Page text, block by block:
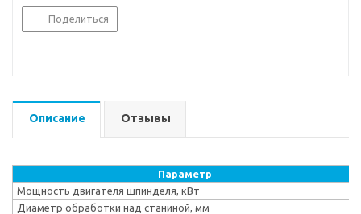
Поделиться
Описание Отзывы
Параметр
Мощность двигателя шпинделя, кВт
Диаметр обработки над станиной, мм